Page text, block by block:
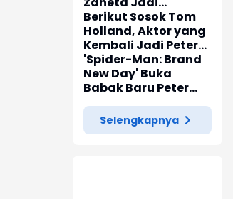
Pemeran Utama Film
Siti Si Vampir
Berikut Sosok Tom
Holland, Aktor yang
Kembali Jadi Peter
Parker di 'Spider-
Man: Brand New Day'
'Spider-Man: Brand
New Day' Buka
Babak Baru Peter
Parker di Marvel
Cinematic Universe
Selengkapnya